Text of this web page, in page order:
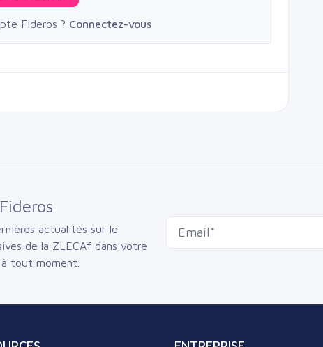
Fideros ? Connectez-vous
actualités sur le
de la ZLECAf dans votre
tout moment.